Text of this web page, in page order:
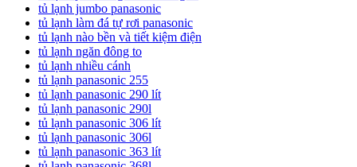
tủ lạnh jumbo panasonic
tủ lạnh làm đá tự rơi panasonic
tủ lạnh nào bền và tiết kiệm điện
tủ lạnh ngăn đông to
tủ lạnh nhiều cánh
tủ lạnh panasonic 255
tủ lạnh panasonic 290 lít
tủ lạnh panasonic 290l
tủ lạnh panasonic 306 lít
tủ lạnh panasonic 306l
tủ lạnh panasonic 363 lít